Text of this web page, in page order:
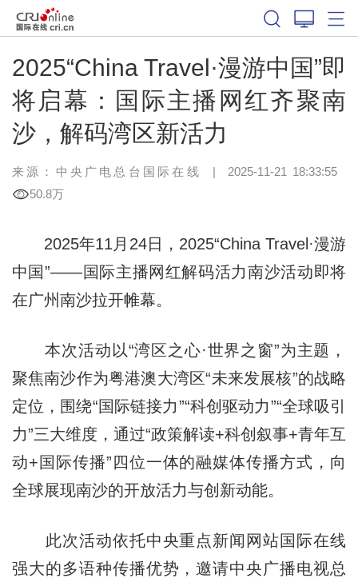
2025“China Travel·漫游中国”即
将启幕：国际主播网红齐聚南
沙，解码湾区新活力
来源：中央广电总台国际在线 | 2025-11-21 18:33:55
50.8万
2025年11月24日，2025“China Travel·漫游
中国”——国际主播网红解码活力南沙活动即将
在广州南沙拉开帷幕。
本次活动以“湾区之心·世界之窗”为主题，
聚焦南沙作为粤港澳大湾区“未来发展核”的战略
定位，围绕“国际链接力”“科创驱动力”“全球吸引
力”三大维度，通过“政策解读+科创叙事+青年互
动+国际传播”四位一体的融媒体传播方式，向
全球展现南沙的开放活力与创新动能。
此次活动依托中央重点新闻网站国际在线
强大的多语种传播优势，邀请中央广播电视总